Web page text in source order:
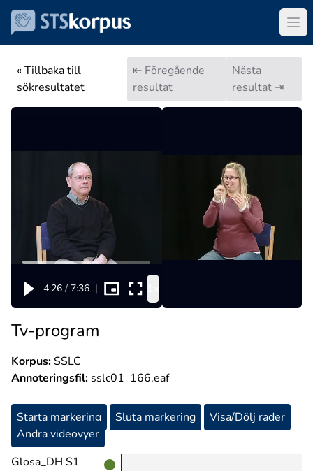
« Tillbaka till
sökresultatet
⇤ Föregående
resultat
Nästa
resultat ⇥
4:26 / 7:36 |
Tv-program
Korpus:SSLC
Annoteringsfil: sslc01_166.eaf
Starta markering Sluta markering
Visa/Dölj rader
Ändra videovyer
Glosa_DH S1